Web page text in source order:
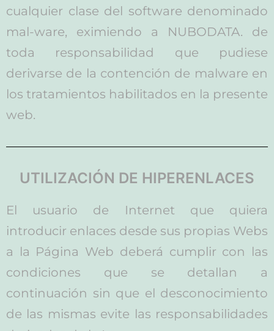
cualquier clase del software denominado
mal-ware, eximiendo a NUBODATA. de
toda responsabilidad que pudiese
derivarse de la contención de malware en
los tratamientos habilitados en la presente
web.
UTILIZACIÓN DE HIPERENLACES
El usuario de Internet que quiera
introducir enlaces desde sus propias Webs
a la Página Web deberá cumplir con las
condiciones que se detallan a
continuación sin que el desconocimiento
de las mismas evite las responsabilidades